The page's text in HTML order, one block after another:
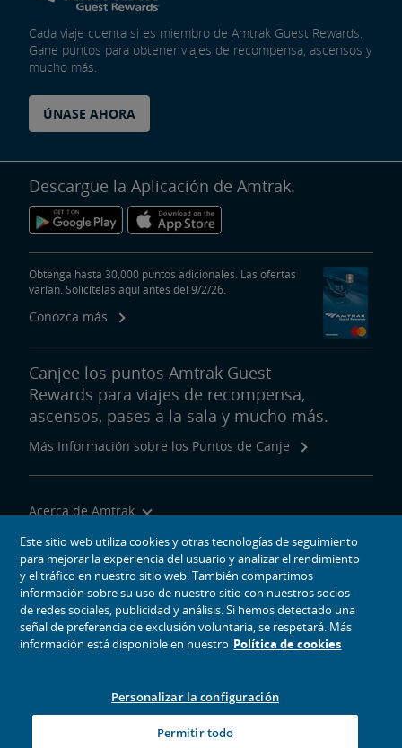
Cada viaje cuenta si es miembro de Amtrak Guest Rewards.
Gane puntos para obtener viajes de recompensa, ascensos y
mucho más.
ÚNASE AHORA
Descargue la Aplicación de Amtrak.
Obtenga hasta 30,000 puntos adicionales. Las ofertas
varían. Solicítelas aquí antes del 9/2/26.
Conozca más
Canjee los puntos Amtrak Guest
Rewards para viajes de recompensa,
ascensos, pases a la sala y mucho más.
Más Información sobre los Puntos de Canje
Acerca de Amtrak
Viajar con Nosotros
Herramientas del Sitio
iconos de medios sociales
Este sitio web utiliza cookies y otras tecnologías de seguimiento
para mejorar la experiencia del usuario y analizar el rendimiento
y el tráfico en nuestro sitio web. También compartimos
información sobre su uso de nuestro sitio con nuestros socios
de redes sociales, publicidad y análisis. Si hemos detectado una
señal de preferencia de exclusión voluntaria, se respetará. Más
información está disponible en nuestro Política de cookies
Personalizar la configuración
Permitir todo